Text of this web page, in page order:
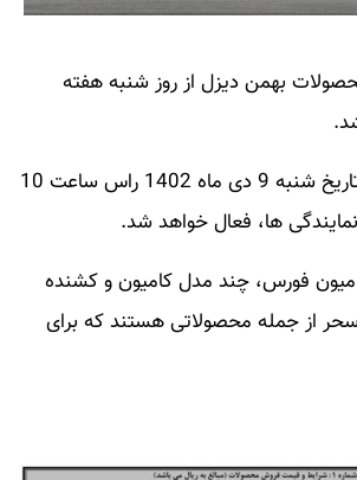
بهمن دیزل از روز شنبه هفته
طرح فروش ذیل از تاریخ شنبه 9 دی ماه 1402 راس ساعت 10
ها، فعال خواهد شد.
فورس، چند مدل کامیون و کشنده
از جمله محصولاتی هستند که برای